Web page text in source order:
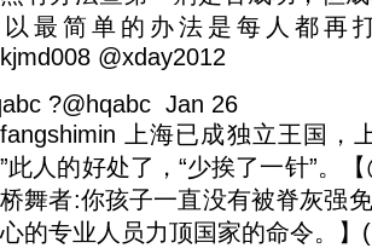
以最简单的办法是每人都再
@xday2012
?@hqabc Jan 26
上海已成独立王国，
此人的好处了，“少挨了一针”。
舞者:你孩子一直没有被脊灰强
的专业人员力顶国家的命令。